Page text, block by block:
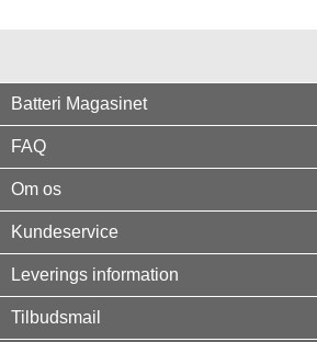
Batteri Magasinet
FAQ
Om os
Kundeservice
Leverings information
Tilbudsmail